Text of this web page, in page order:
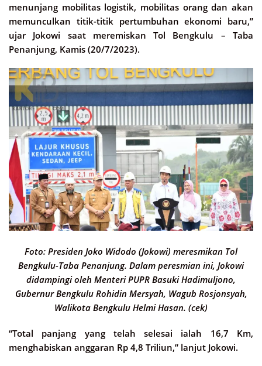
menunjang mobilitas logistik, mobilitas orang dan akan
memunculkan titik-titik pertumbuhan ekonomi baru,”
ujar Jokowi saat meremiskan Tol Bengkulu – Taba
Penanjung, Kamis (20/7/2023).
Foto: Presiden Joko Widodo (Jokowi) meresmikan Tol
Bengkulu-Taba Penanjung. Dalam peresmian ini, Jokowi
didampingi oleh Menteri PUPR Basuki Hadimuljono,
Gubernur Bengkulu Rohidin Mersyah, Wagub Rosjonsyah,
Walikota Bengkulu Helmi Hasan. (cek)
“Total panjang yang telah selesai ialah 16,7 Km,
menghabiskan anggaran Rp 4,8 Triliun,” lanjut Jokowi.